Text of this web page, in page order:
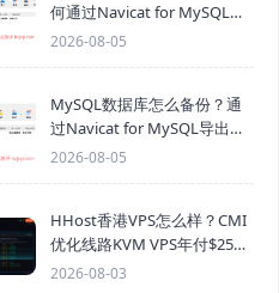
何通过Navicat for MySQL导
入SQL备份文件
2026-08-05
MySQL数据库怎么备份？通
过Navicat for MySQL导出
Mysql数据库为SQL格式备份
2026-08-05
HHost香港VPS怎么样？CMI
优化线路KVM VPS年付$25
起，4GB内存优惠套餐
2026-08-03